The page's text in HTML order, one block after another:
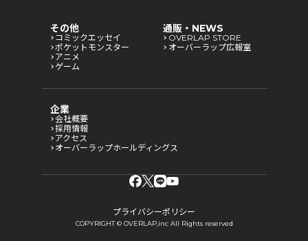
その他
コミックエッセイ
ポケットモンスター
アニメ
ゲーム
通販・NEWS
OVERLAP STORE
オーバーラップ広報室
企業
会社概要
採用情報
アクセス
オーバーラップホールディングス
プライバシーポリシー
COPYRIGHT © OVERLAP,inc All Rights reserved